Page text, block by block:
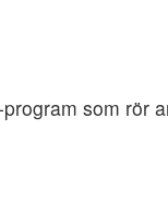
som rör